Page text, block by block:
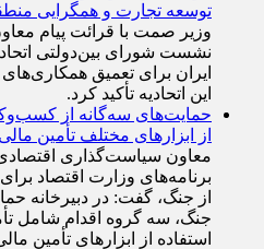
توسعه تجارت و همگرایی
وزیر صمت با قرائت پیام
نشست شورای بین‌دولتی
ایران برای تعمیق
این اتحادیه تأکید کرد.
حمایت‌های سه‌گانه از
از ابزارهای مختلف تأمین
معاون سیاست‌گذاری اقتصادی
برنامه‌های وزارت اقتصاد
از جنگ، گفت: در دبیرخانه
جنگ، سه گروه اقدام شامل
استفاده از ابزار‌های تأمین